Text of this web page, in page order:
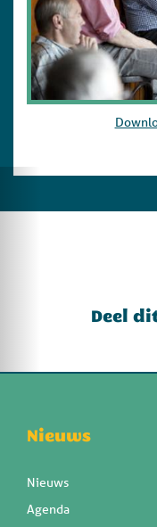
Deel
Nieuws
Nieuws
Agenda